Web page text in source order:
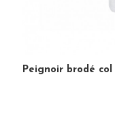
Peignoir brodé col